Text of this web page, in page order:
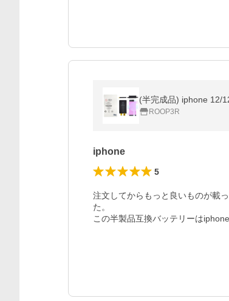
(半完成品) iphone 12/
ROOP3R
iphone
5
注文してからもっと良いものが載
た。
この半製品互換バッテリーは